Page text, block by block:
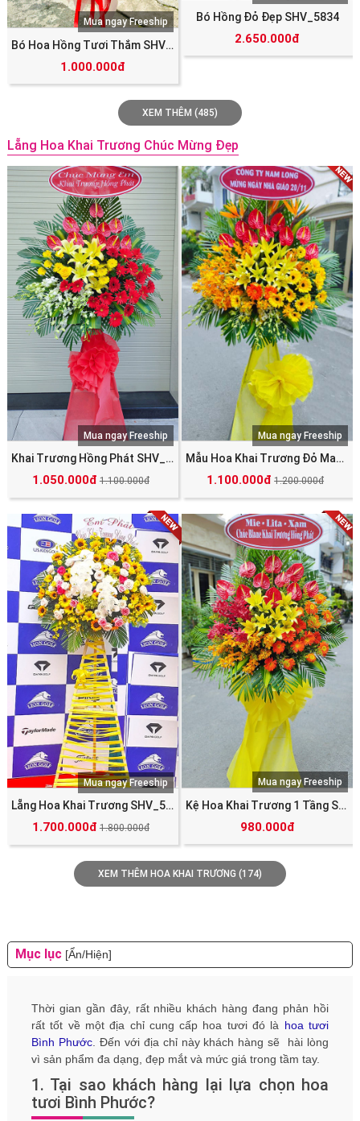
Bó Hoa Hồng Tươi Thắm SHV_5851
1.000.000đ
Mua ngay Freeship Bó Hồng Đỏ Đẹp SHV_5834
2.650.000đ
XEM THÊM (485)
Lẵng Hoa Khai Trương Chúc Mừng Đẹp
Khai Trương Hồng Phát SHV_4029
1.050.000đ 1.100.000đ
Mua ngay Freeship
Mẫu Hoa Khai Trương Đỏ May Mắn Tài Lộc SHV_5036
1.100.000đ 1.200.000đ
Mua ngay Freeship
Lẵng Hoa Khai Trương SHV_5038
1.700.000đ 1.800.000đ
Mua ngay Freeship
Kệ Hoa Khai Trương 1 Tầng SHV_5050
980.000đ
Mua ngay Freeship
XEM THÊM HOA KHAI TRƯƠNG (174)
Mục lục [Ẩn/Hiện]
Thời gian gần đây, rất nhiều khách hàng đang phản hồi
rất tốt về một địa chỉ cung cấp hoa tươi đó là hoa tươi
Bình Phước. Đến với địa chỉ này khách hàng sẽ hài lòng
vì sản phẩm đa dạng, đẹp mắt và mức giá trong tầm tay.
1. Tại sao khách hàng lại lựa chọn hoa
tươi Bình Phước?